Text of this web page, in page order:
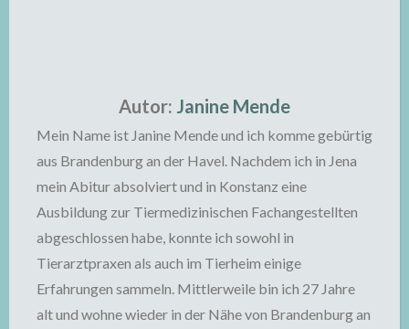
Autor: Janine Mende
Mein Name ist Janine Mende und ich komme gebürtig
aus Brandenburg an der Havel. Nachdem ich in Jena
mein Abitur absolviert und in Konstanz eine
Ausbildung zur Tiermedizinischen Fachangestellten
abgeschlossen habe, konnte ich sowohl in
Tierarztpraxen als auch im Tierheim einige
Erfahrungen sammeln. Mittlerweile bin ich 27 Jahre
alt und wohne wieder in der Nähe von Brandenburg an